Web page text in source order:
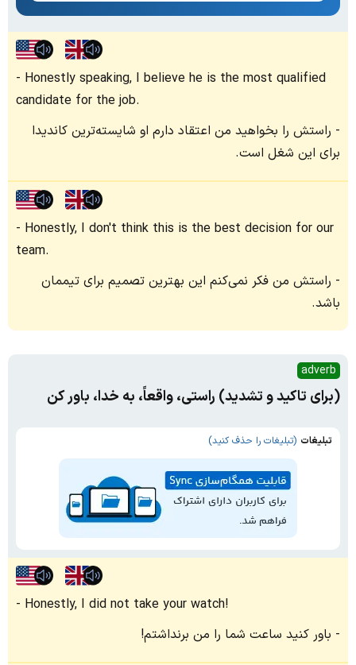
Honestly speaking, I believe he is the most qualified
candidate for the job.
راستش را بخواهید من اعتقاد دارم او شایسته‌ترین کاندیدا
برای این شغل است.
Honestly, I don't think this is the best decision for our
team.
راستش من فکر نمی‌کنم این بهترین تصمیم برای تیممان
باشد.
adverb
(برای تاکید و تشدید) راستی، واقعاً، به خدا، باور کن
تبلیغات (تبلیغات را حذف کنید)
Honestly, I did not take your watch!
باور کنید ساعت شما را من برنداشتم!